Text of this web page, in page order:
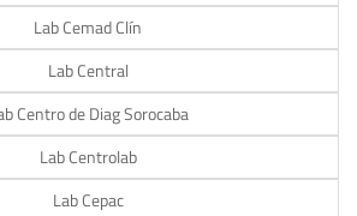
Lab Cemad Clín
Lab Central
Centro de Diag Sorocaba
Lab Centrolab
Lab Cepac